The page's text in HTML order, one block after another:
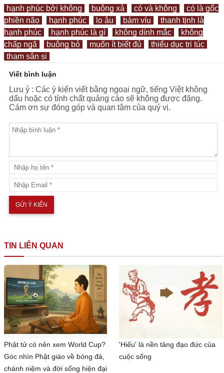
hạnh phúc bởi không buông xả có và không
có là gốc
phiền não
hạnh phúc lo âu bám víu
thanh tịnh là
hạnh phúc
hạnh phúc là gì không dính mắc
không
chấp ngã
buông bỏ muốn ít biết đủ
thiểu dục tri túc
tham sân si
Viết bình luận
Lưu ý : Các ý kiến viết bằng ngoại ngữ, tiếng Việt không
dấu hoặc có tính chất quảng cáo sẽ không được đăng.
Cám ơn sự đóng góp và quan tâm của quý vị.
TIN LIÊN QUAN
Phật tử có nên xem World Cup?
Góc nhìn Phật giáo về bóng đá,
chánh niệm và đời sống hiện đại
'Hiếu' là nền tảng đạo đức của
cuộc sống